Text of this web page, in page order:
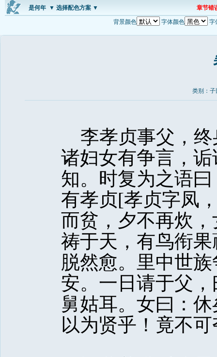
是何年 ▼ 选择配色方案 ▼ 章节错
背景颜色 字体颜色 字
类别：子
李孝贞事父，终
诸妇女有争言，
知。时复为之语
有孝贞[孝贞字凤
而贫，夕不再炊
祷于天，有鸟衔
脱然愈。里中世
安。一日请于父
舅姑耳。女曰：
以为贤乎！竟不